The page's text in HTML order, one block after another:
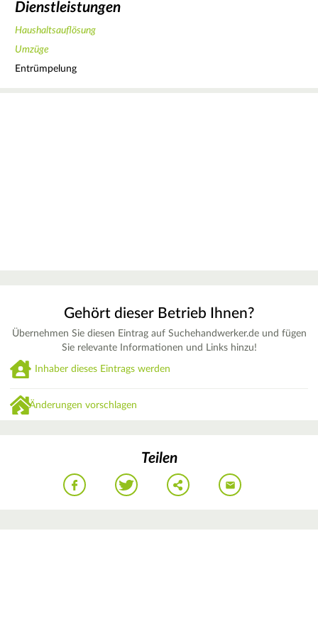
Dienstleistungen
Haushaltsauflösung
Umzüge
Entrümpelung
Gehört dieser Betrieb Ihnen?
Übernehmen Sie diesen Eintrag auf Suchehandwerker.de und fügen
Sie relevante Informationen und Links hinzu!
Inhaber dieses Eintrags werden
Änderungen vorschlagen
Teilen